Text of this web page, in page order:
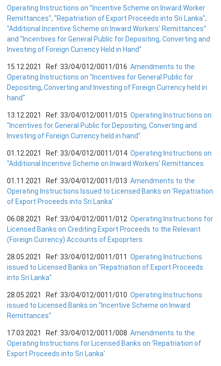
பொதுநோக்கு
வங்கிகளுக்கிடையிலான அழைப்புப் பணச் சந்தை
உள்நாட்டின் வெளிநாட்டுச் செலாவணிச் சந்தை
வெளிநாட்டுச் செலாவணி உலகளாவிய குறியீட்டைப் பின்பற்றுதல்
அரச பிணையங்கள் சந்தை
கம்பனிப் படுகடன் பிணையங்கள் சந்தை
கொழும்பு பங்குப் பரிவர்த்தனை
நிதியியல் உட்கட்டமைப்பு
கொடுகடன் தகவல்
சட்டங்களும் ஒழுங்கு விதிகளும்
பிரமிட் திட்டங்கள்
சாதனங்கள் மற்றும் நடைமுறைப்படுத்தல்
பொதுநோக்கு
நிதியியல் முறைமை மேற்பார்வைச் குழு
Financial Stability Review
Operating Instructions on "Incentive Scheme on Inward Worker
Remittances", "Repatriation of Export Proceeds into Sri Lanka",
"Additional Incentive Scheme on Inward Workers' Remittances"
and "Incentives for General Public for Depositing, Converting and
Investing of Foreign Currency Held in Hand"
15.12.2021 Ref: 33/04/012/0011/016Amendments to the
Operating Instructions on "Incentives for General Public for
Depositing, Converting and Investing of Foreign Currency held in
hand"
13.12.2021 Ref: 33/04/012/0011/015Operating Instructions on
"Incentives for General Public for Depositing, Converting and
Investing of Foreign Currency held in hand"
01.12.2021 Ref: 33/04/012/0011/014Operating Instructions on
"Additional Incentive Scheme on Inward Workers' Remittances
01.11.2021 Ref: 33/04/012/0011/013Amendments to the
Operating Instructions Issued to Licensed Banks on 'Repatriation
of Export Proceeds into Sri Lanka'
06.08.2021 Ref: 33/04/012/0011/012Operating Instructions for
Licensed Banks on Crediting Export Proceeds to the Relevant
(Foreign Currency) Accounts of Expoprters
28.05.2021 Ref: 33/04/012/0011/011Operating Instructions
issued to Licensed Banks on "Repatriation of Export Proceeds
into Sri Lanka"
28.05.2021 Ref: 33/04/012/0011/010Operating Instructions
issued to Licensed Banks on "Incentive Scheme on Inward
Remittances"
17.03.2021 Ref: 33/04/012/0011/008Amendments to the
Operating Instructions for Licensed Banks on 'Repatriation of
Export Proceeds into Sri Lanka'